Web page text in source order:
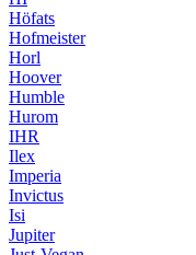
Höfats
Hofmeister
Horl
Hoover
Humble
Hurom
IHR
Ilex
Imperia
Invictus
Isi
Jupiter